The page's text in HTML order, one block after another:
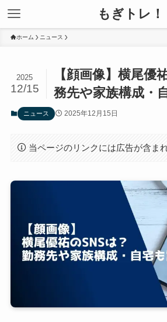
もぎトレ！
ホーム ニュース
【顔画像】横尾優
務先や家族構成・
2025
12/15
ニュース 2025年12月15日
当ページのリンクには広告が含ま